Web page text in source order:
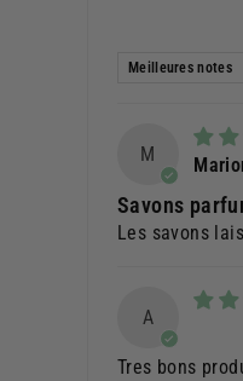
Sort by
M
Savons
Les savons
A
Tres bons